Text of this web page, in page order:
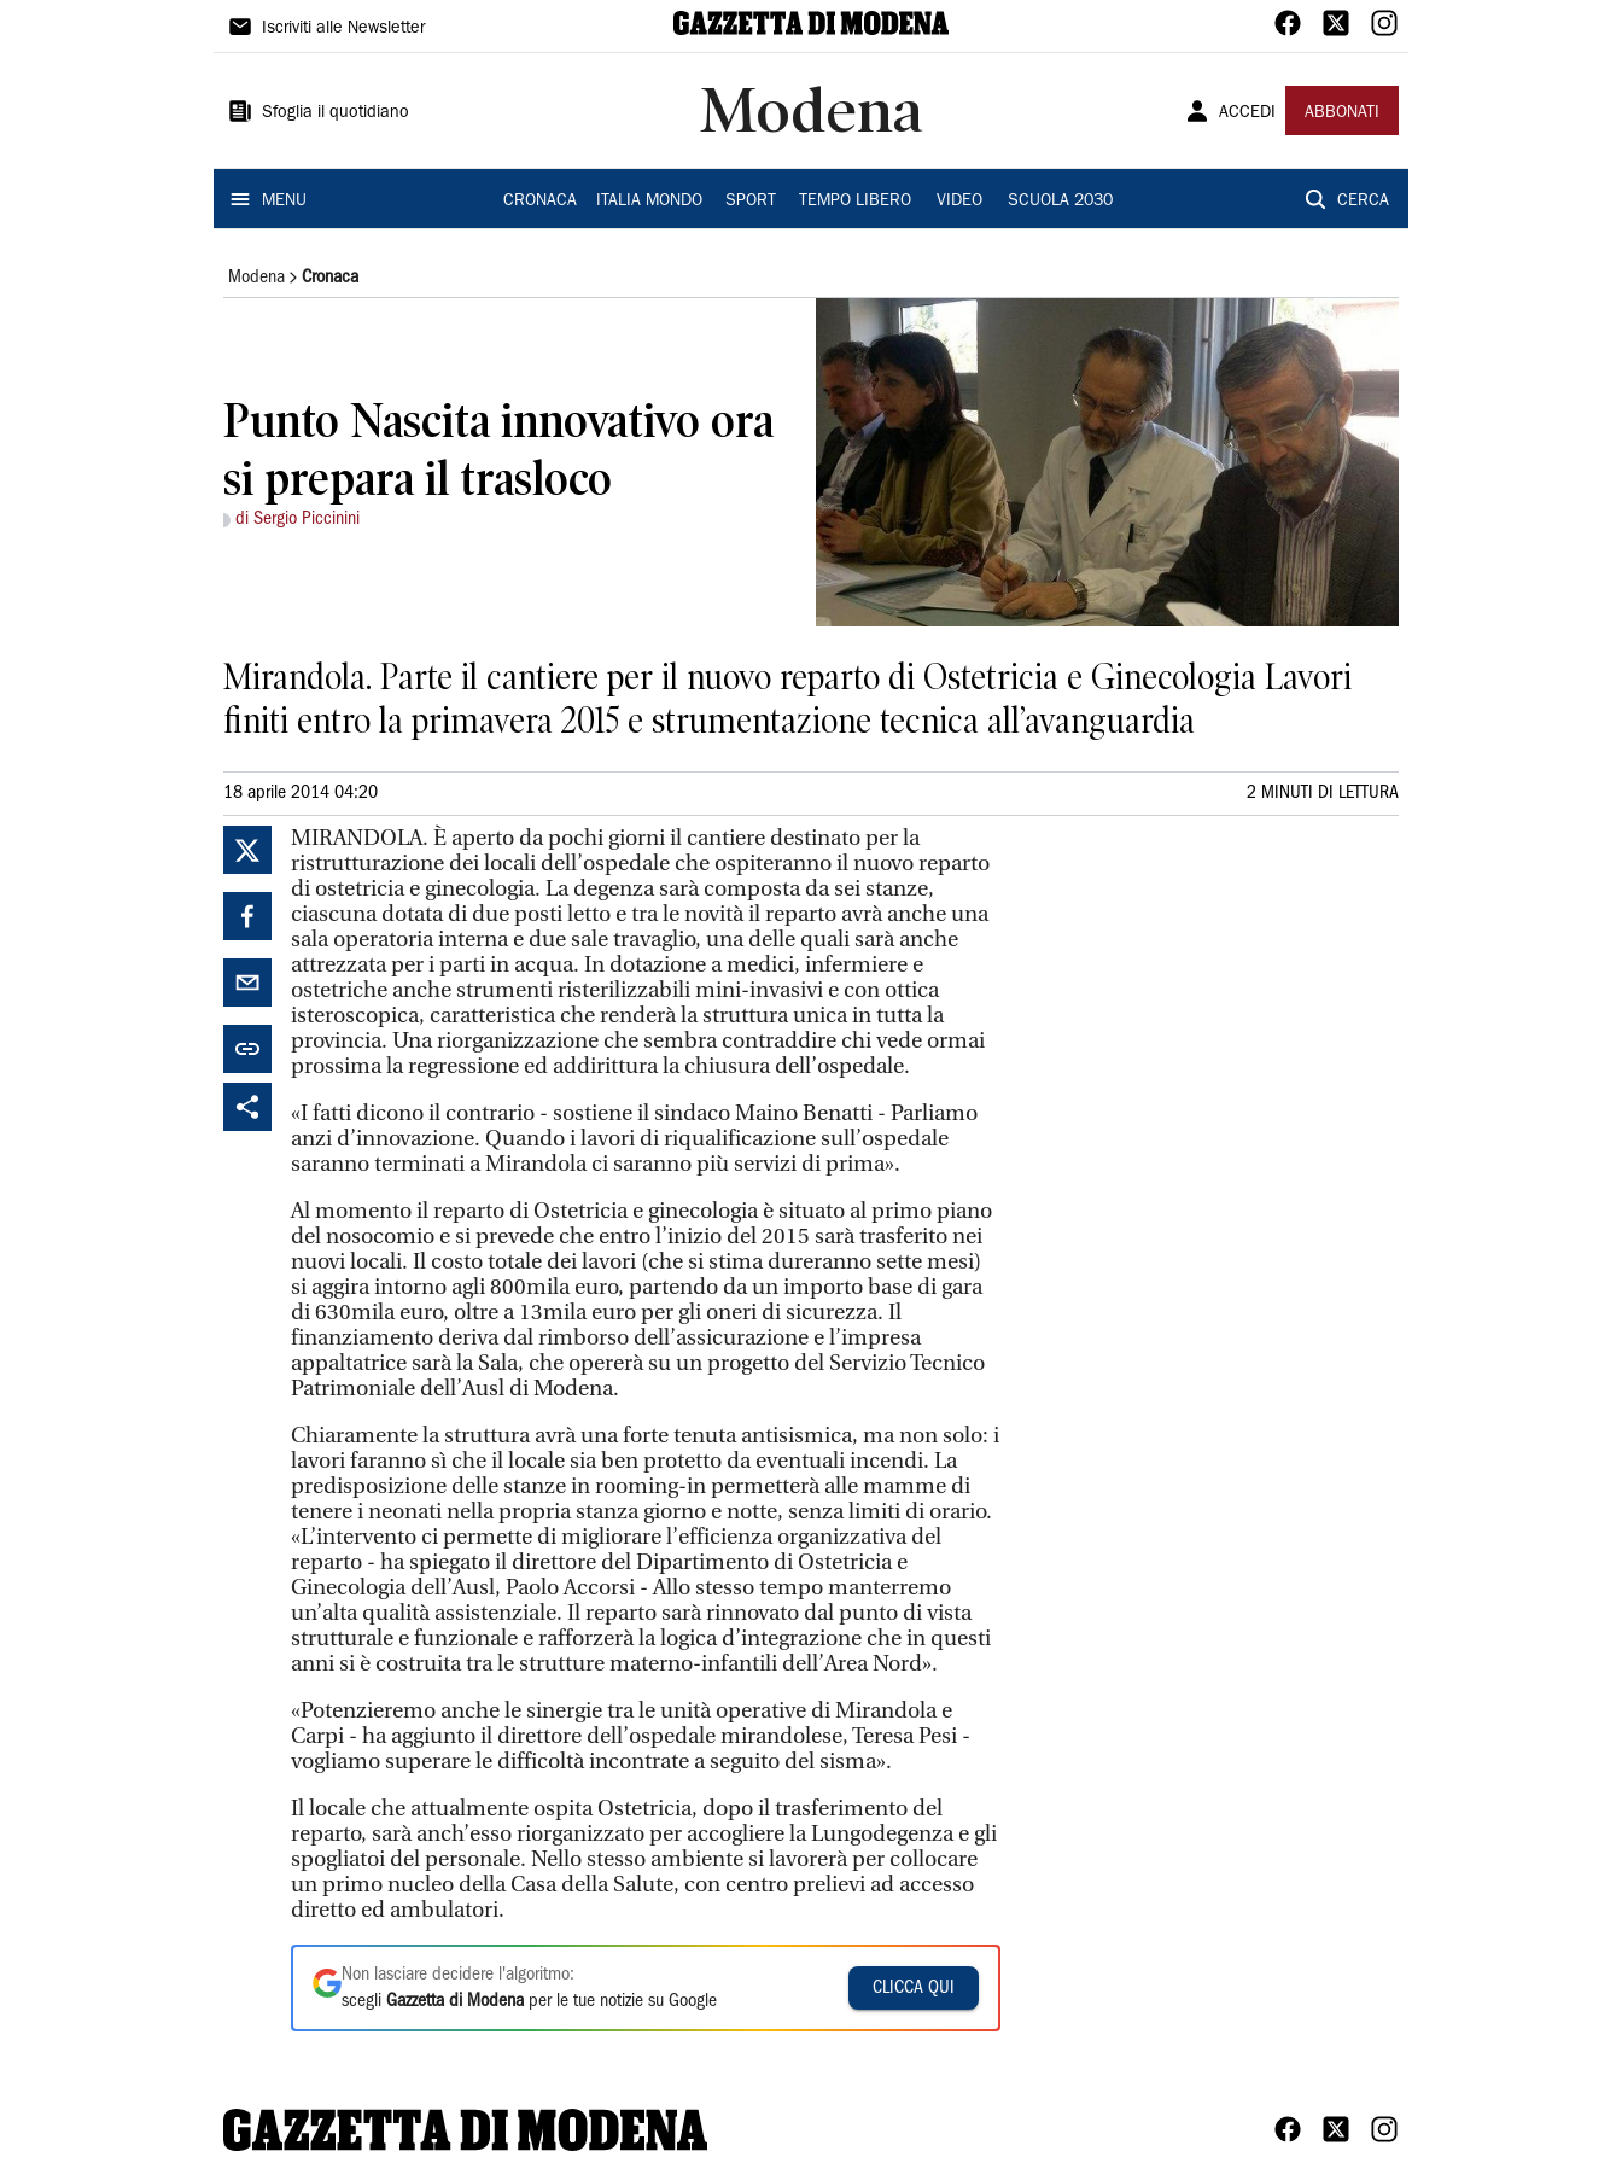
Gazzetta
Modena
Iscriviti alle Newsletter
Sfoglia il quotidiano Modena ACCEDI ABBONATI
MENU CRONACA ITALIA MONDO SPORT TEMPO LIBERO VIDEO SCUOLA 2030 CERCA
Modena Cronaca
Punto Nascita innovativo ora
si prepara il trasloco
di Sergio Piccinini
Mirandola. Parte il cantiere per il nuovo reparto di Ostetricia e Ginecologia Lavori
finiti entro la primavera 2015 e strumentazione tecnica all’avanguardia
18 aprile 2014 04:20 2 MINUTI DI LETTURA
MIRANDOLA. È aperto da pochi giorni il cantiere destinato per la
ristrutturazione dei locali dell’ospedale che ospiteranno il nuovo reparto
di ostetricia e ginecologia. La degenza sarà composta da sei stanze,
ciascuna dotata di due posti letto e tra le novità il reparto avrà anche una
sala operatoria interna e due sale travaglio, una delle quali sarà anche
attrezzata per i parti in acqua. In dotazione a medici, infermiere e
ostetriche anche strumenti risterilizzabili mini-invasivi e con ottica
isteroscopica, caratteristica che renderà la struttura unica in tutta la
provincia. Una riorganizzazione che sembra contraddire chi vede ormai
prossima la regressione ed addirittura la chiusura dell’ospedale.
«I fatti dicono il contrario - sostiene il sindaco Maino Benatti - Parliamo
anzi d’innovazione. Quando i lavori di riqualificazione sull’ospedale
saranno terminati a Mirandola ci saranno più servizi di prima».
Al momento il reparto di Ostetricia e ginecologia è situato al primo piano
del nosocomio e si prevede che entro l’inizio del 2015 sarà trasferito nei
nuovi locali. Il costo totale dei lavori (che si stima dureranno sette mesi)
si aggira intorno agli 800mila euro, partendo da un importo base di gara
di 630mila euro, oltre a 13mila euro per gli oneri di sicurezza. Il
finanziamento deriva dal rimborso dell’assicurazione e l’impresa
appaltatrice sarà la Sala, che opererà su un progetto del Servizio Tecnico
Patrimoniale dell’Ausl di Modena.
Chiaramente la struttura avrà una forte tenuta antisismica, ma non solo: i
lavori faranno sì che il locale sia ben protetto da eventuali incendi. La
predisposizione delle stanze in rooming-in permetterà alle mamme di
tenere i neonati nella propria stanza giorno e notte, senza limiti di orario.
«L’intervento ci permette di migliorare l’efficienza organizzativa del
reparto - ha spiegato il direttore del Dipartimento di Ostetricia e
Ginecologia dell’Ausl, Paolo Accorsi - Allo stesso tempo manterremo
un’alta qualità assistenziale. Il reparto sarà rinnovato dal punto di vista
strutturale e funzionale e rafforzerà la logica d’integrazione che in questi
anni si è costruita tra le strutture materno-infantili dell’Area Nord».
«Potenzieremo anche le sinergie tra le unità operative di Mirandola e
Carpi - ha aggiunto il direttore dell’ospedale mirandolese, Teresa Pesi -
vogliamo superare le difficoltà incontrate a seguito del sisma».
Il locale che attualmente ospita Ostetricia, dopo il trasferimento del
reparto, sarà anch’esso riorganizzato per accogliere la Lungodegenza e gli
spogliatoi del personale. Nello stesso ambiente si lavorerà per collocare
un primo nucleo della Casa della Salute, con centro prelievi ad accesso
diretto ed ambulatori.
Non lasciare decidere l'algoritmo:
scegli Gazzetta di Modena per le tue notizie su Google
CLICCA QUI